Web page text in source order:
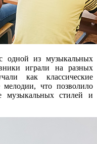
одной из музыкальных
играли на разных
как классические
мелодии, что позволило
музыкальных стилей и